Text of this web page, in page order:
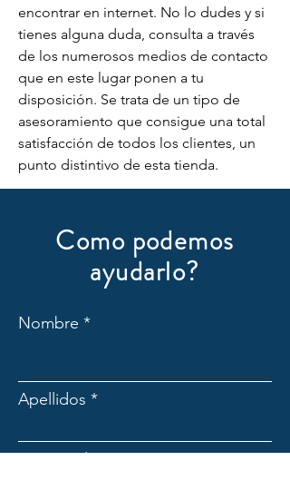
encontrar en internet. No lo dudes y si
tienes alguna duda, consulta a través
de los numerosos medios de contacto
que en este lugar ponen a tu
disposición. Se trata de un tipo de
asesoramiento que consigue una total
satisfacción de todos los clientes, un
punto distintivo de esta tienda.
Como podemos
ayudarlo?
Nombre
Apellidos
Correo Electrónico